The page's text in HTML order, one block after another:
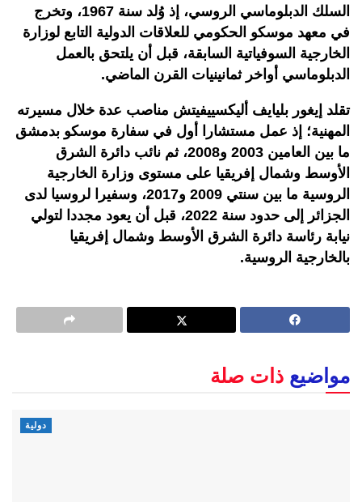
السلك الدبلوماسي الروسي، إذ وُلد سنة 1967، وتخرج
في معهد موسكو الحكومي للعلاقات الدولية التابع لوزارة
الخارجية السوفياتية السابقة، قبل أن يلتحق بالعمل
الدبلوماسي أواخر ثمانينيات القرن الماضي.
تقلد إيغور بليايف أليكسييفيتش مناصب عدة خلال مسيرته
المهنية؛ إذ عمل مستشارا أول في سفارة موسكو بدمشق
ما بين العامين 2003 و2008، ثم نائب دائرة الشرق
الأوسط وشمال إفريقيا على مستوى وزارة الخارجية
الروسية ما بين سنتي 2009 و2017، وسفيرا لروسيا لدى
الجزائر إلى حدود سنة 2022، قبل أن يعود مجددا لتولي
نيابة رئاسة دائرة الشرق الأوسط وشمال إفريقيا
بالخارجية الروسية.
مواضيع ذات صلة
دولية